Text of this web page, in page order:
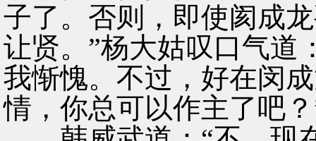
子了。否则，即使阂成
让贤。”杨大姑叹口气道
我惭愧。不过，好在闵
情，你总可以作主了吧